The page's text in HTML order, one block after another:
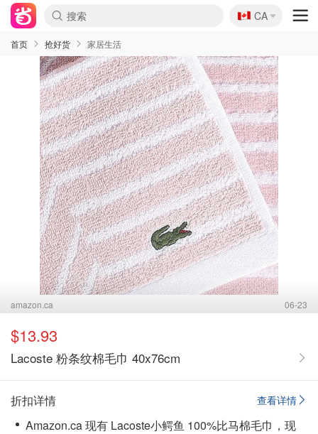
🇨🇦
CA
首页 抢好货 家居生活
amazon.ca 06-23
$13.93
Lacoste 粉条纹棉毛巾 40x76cm
查看详情
折扣详情
Amazon.ca 现有 Lacoste小鳄鱼 100%比马棉毛巾，现